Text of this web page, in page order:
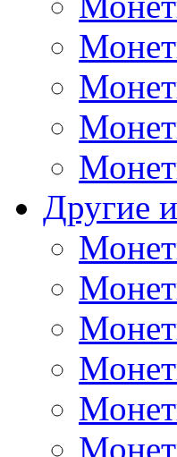
Другие